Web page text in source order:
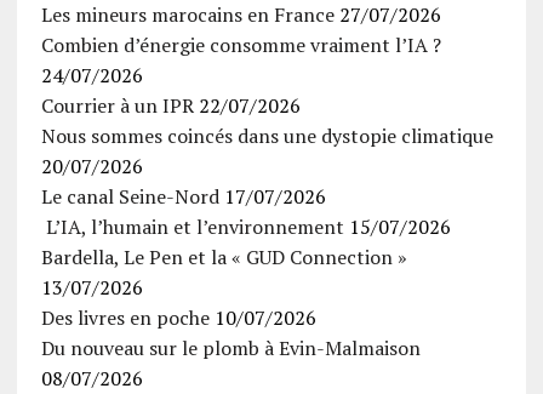
Les mineurs marocains en France 27/07/2026
Combien d’énergie consomme vraiment l’IA ?
24/07/2026
Courrier à un IPR 22/07/2026
Nous sommes coincés dans une dystopie climatique
20/07/2026
Le canal Seine-Nord 17/07/2026
L’IA, l’humain et l’environnement 15/07/2026
Bardella, Le Pen et la « GUD Connection »
13/07/2026
Des livres en poche 10/07/2026
Du nouveau sur le plomb à Evin-Malmaison
08/07/2026